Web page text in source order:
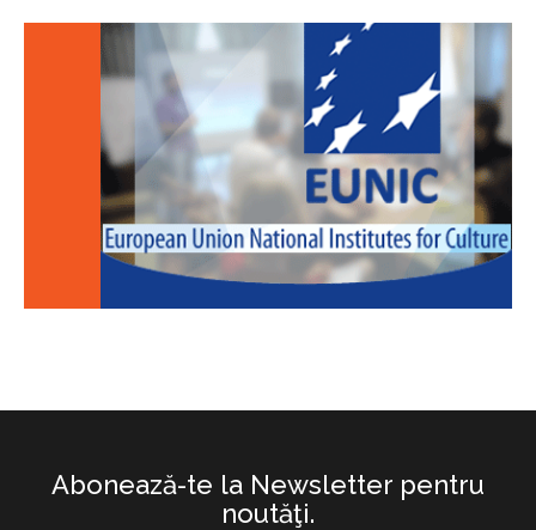
Abonează-te la Newsletter pentru
noutăţi.